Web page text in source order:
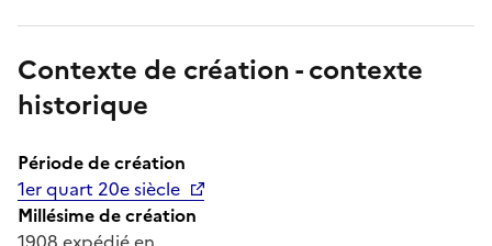
Contexte de création - contexte
historique
Période de création
1er quart 20e siècle
Millésime de création